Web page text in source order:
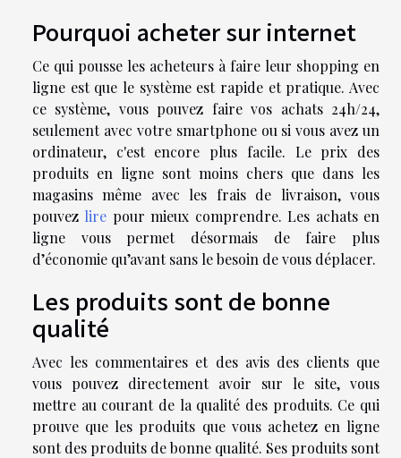
Pourquoi acheter sur internet
Ce qui pousse les acheteurs à faire leur shopping en
ligne est que le système est rapide et pratique. Avec
ce système, vous pouvez faire vos achats 24h/24,
seulement avec votre smartphone ou si vous avez un
ordinateur, c'est encore plus facile. Le prix des
produits en ligne sont moins chers que dans les
magasins même avec les frais de livraison, vous
pouvez lire pour mieux comprendre. Les achats en
ligne vous permet désormais de faire plus
d’économie qu’avant sans le besoin de vous déplacer.
Les produits sont de bonne
qualité
Avec les commentaires et des avis des clients que
vous pouvez directement avoir sur le site, vous
mettre au courant de la qualité des produits. Ce qui
prouve que les produits que vous achetez en ligne
sont des produits de bonne qualité. Ses produits sont